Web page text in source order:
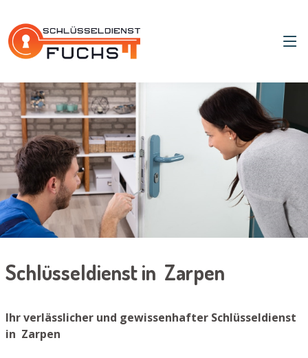
Schlüsseldienst in Zarpen
Ihr verlässlicher und gewissenhafter Schlüsseldienst
in Zarpen